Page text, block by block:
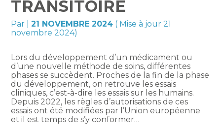
TRANSITOIRE
Par |21 NOVEMBRE 2024 ( Mise à jour 21
novembre 2024)
Lors du développement d’un médicament ou
d’une nouvelle méthode de soins, différentes
phases se succèdent. Proches de la fin de la phase
du développement, on retrouve les essais
cliniques, c’est-à-dire les essais sur les humains.
Depuis 2022, les règles d’autorisations de ces
essais ont été modifiées par l’Union européenne
et il est temps de s’y conformer…